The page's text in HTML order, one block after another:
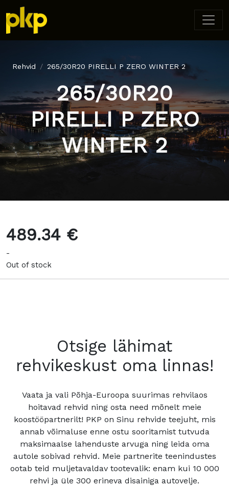
Rehvid 265/30R20 PIRELLI P ZERO WINTER 2
265/30R20
PIRELLI P ZERO
WINTER 2
489.34 €
-
Out of stock
Otsige lähimat
rehvikeskust oma linnas!
Vaata ja vali Põhja-Euroopa suurimas rehvilaos
hoitavad rehvid ning osta need mõnelt meie
koostööpartnerilt! PKP on Sinu rehvide teejuht, mis
annab võimaluse enne ostu sooritamist tutvuda
maksimaalse lahenduste arvuga ning leida oma
autole sobivad rehvid. Meie partnerite teenindustes
ootab teid muljetavaldav tootevalik: enam kui 10 000
rehvi ja üle 300 erineva disainiga autovelje.